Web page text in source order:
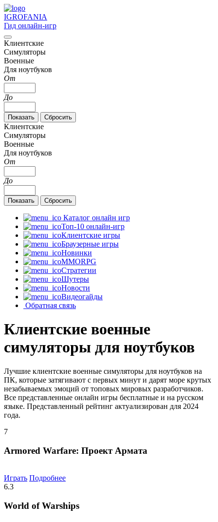
IGROFANIA
Гид онлайн-игр
Клиентские
Симуляторы
Военные
Для ноутбуков
От
До
Клиентские
Симуляторы
Военные
Для ноутбуков
От
До
Каталог онлайн игр
Топ-10 онлайн-игр
Клиентские игры
Браузерные игры
Новинки
MMORPG
Стратегии
Шутеры
Новости
Видеогайды
Обратная связь
Клиентские военные
симуляторы для ноутбуков
Лучшие клиентские военные симуляторы для ноутбуков на
ПК, которые затягивают с первых минут и дарят море крутых
незабываемых эмоций от топовых мировых разработчиков.
Все представленные онлайн игры бесплатные и на русском
языке. Представленный рейтинг актуализирован для 2024
года.
7
Armored Warfare: Проект Армата
Играть Подробнее
6.3
World of Warships